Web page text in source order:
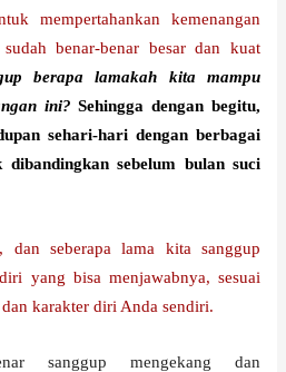
mempertahankan kemenangan
benar-benar besar dan kuat
berapa lamakah kita mampu
ini? Sehingga dengan begitu,
sehari-hari dengan berbagai
sebelum bulan suci
seberapa lama kita sanggup
yang bisa menjawabnya, sesuai
karakter diri Anda sendiri.
sanggup mengekang dan